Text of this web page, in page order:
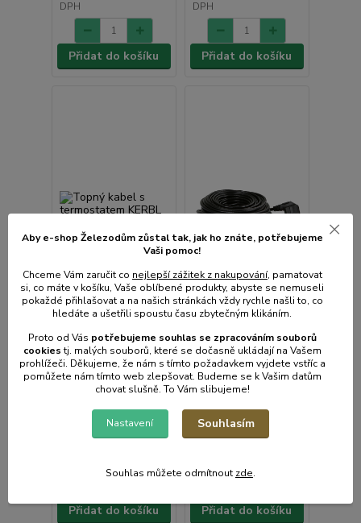
DPH
Přidat do košíku
DPH
Přidat do košíku
Topný kabel s
termostatem KERBL
223590, 224 W, 14 m
1 478 Kč/ks
než 5ks
Přidat do košíku
Topný kabel s
termostatem KERBL
192W, 12 m
1 394 Kč/ks
Skladem e-shop,
prac.dnů
Přidat do košíku
Aby e-shop Železodům zůstal tak, jak ho znáte, potřebujeme
Vaši pomoc!
Chceme Vám zaručit co nejlepší zážitek z nakupování, pamatovat
si, co máte v košíku, Vaše oblíbené produkty, abyste se nemuseli
pokaždé přihlašovat a na našich stránkách vždy rychle našli to, co
hledáte a ušetřili spoustu času zbytečným klikáním.
Proto od Vás potřebujeme souhlas se zpracováním souborů
cookiestj. malých souborů, které se dočasně ukládají na Vašem
prohlížeči. Děkujeme, že nám s tímto požadavkem vyjdete vstříc a
pomůžete nám tímto web zlepšovat. Budeme se k Vašim datům
chovat slušně. To Vám slibujeme!
Nastavení Souhlasím
Souhlas můžete odmítnout zde.